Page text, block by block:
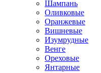
Шампань
Оливковые
Оранжевые
Вишневые
Изумрудные
Венге
Ореховые
Янтарные